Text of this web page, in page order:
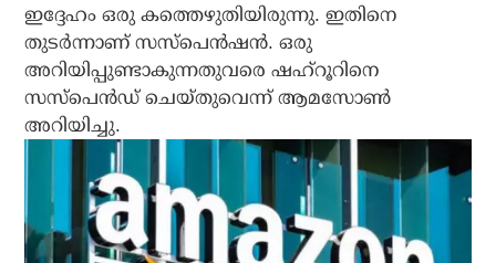
ഇദ്ദേഹം ഒരു കത്തെഴുതിയിരുന്നു. ഇതിനെ
തുടര്‍ന്നാണ് സസ്‌പെന്‍ഷന്‍. ഒരു
അറിയിപ്പുണ്ടാകുന്നതുവരെ ഷഹ്‌റൂറിനെ
സസ്‌പെന്‍ഡ് ചെയ്തുവെന്ന് ആമസോണ്‍
അറിയിച്ചു.